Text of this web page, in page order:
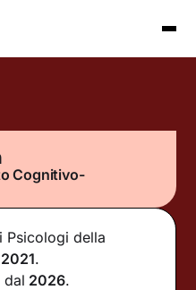
Cognitivo-
Psicologi della
2021.
dal 2026.